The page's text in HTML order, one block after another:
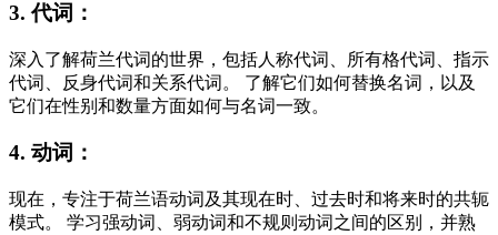
3. 代词：
深入了解荷兰代词的世界，包括人称代词、所有格代词、指示
代词、反身代词和关系代词。 了解它们如何替换名词，以及
它们在性别和数量方面如何与名词一致。
4. 动词：
现在，专注于荷兰语动词及其现在时、过去时和将来时的共轭
模式。 学习强动词、弱动词和不规则动词之间的区别，并熟